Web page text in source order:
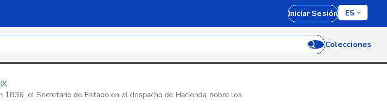
Iniciar Sesión ES
Colecciones
1836, el Secretario de Estado en el despacho de Hacienda, sobre los